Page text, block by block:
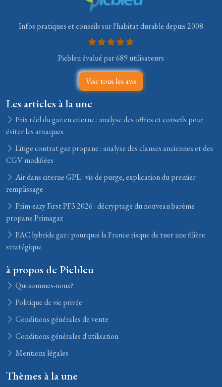
Infos pratiques et conseils sur l'habitat durable depuis 2008
Picbleu évalué par 689 utilisateurs
Voir tous les avis
Les articles à la une
Prix réel du gaz en citerne : analyse des offres et conseils pour
éviter les arnaques
Litige contrat gaz propane : analyse des clauses anciennes et des
CGV modifiées
Air dans citerne GPL : vis de purge, explication du premier
remplissage
Prim-eazy First PF3 2026 : décryptage du nouveau barème
propane Primagaz
PAC hybride gaz : pourquoi la France risque de tuer une filière
stratégique
à propos de Picbleu
Qui sommes-nous?
Politique de vie privée
Conditions générales de vente
Conditions générales d'utilisation
Mentions légales
Thèmes à la une